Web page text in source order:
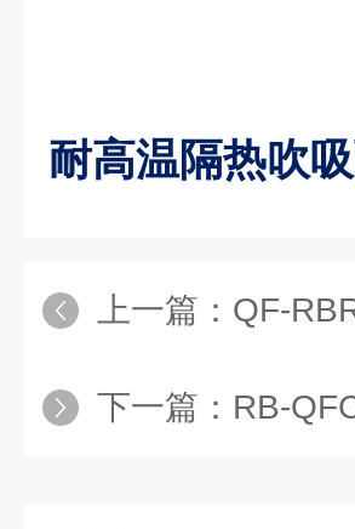
耐高温隔热吹
上一篇： QF-
下一篇： RB-